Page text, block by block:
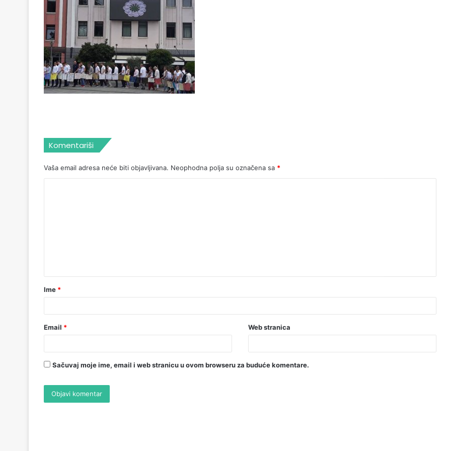
Komentariši
Vaša email adresa neće biti objavljivana. Neophodna polja su označena sa *
Ime *
Email * Web stranica
Sačuvaj moje ime, email i web stranicu u ovom browseru za buduće komentare.